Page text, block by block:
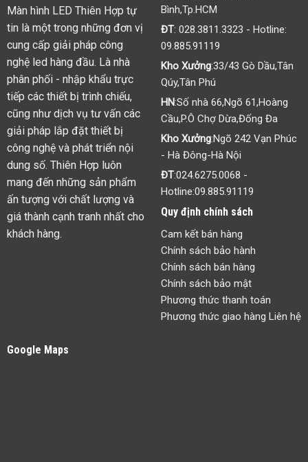
Màn hình LED Thiên Hợp tự
tin là một trong những đơn vị
cung cấp giải pháp công
nghệ led hàng đầu. Là nhà
phân phối - nhập khẩu trực
tiếp các thiết bị trình chiếu,
cũng như dịch vụ tư vấn các
giải pháp lắp đặt thiết bị
công nghệ và phát triển nội
dung số. Thiên Hợp luôn
mang đến những sản phẩm
ấn tượng với chất lượng và
giá thành cạnh tranh nhất cho
khách hàng.
Bình,Tp.HCM
ĐT: 028.3811.3323 - Hotline:
09.885.91119
Kho Xưởng:33/43 Gò Dầu,Tân
Qúy,Tân Phú
HN:Số nhà 66,Ngõ 61,Hoàng
Cầu,P.Ô Chợ Dừa,Đống Đa
Kho Xưởng:Ngõ 242 Vạn Phúc
- Hà Đông-Hà Nội
ĐT:024.6275.0068 -
Hotline:09.885.91119
Quy định chính sách
Cam kết bán hàng
Chính sách bảo hành
Chính sách bán hàng
Chính sách bảo mật
Phương thức thanh toán
Phương thức giao hàng Liên hệ
Google Maps